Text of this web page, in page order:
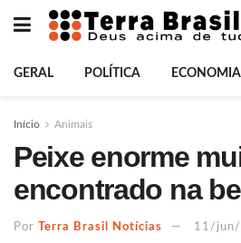
GERAL POLÍTICA ECONOMIA
Início Animais
Peixe enorme
encontrado na
Por Terra Brasil Notícias 11/